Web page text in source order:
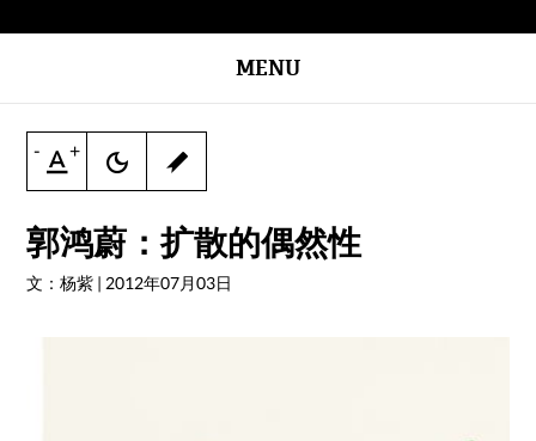
MENU
- +
郭鸿蔚：扩散的偶然性
文：杨紫 | 2012年07月03日